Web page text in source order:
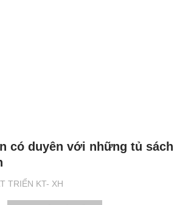
TRIỂN KT- XH
có duyên với những tủ sách